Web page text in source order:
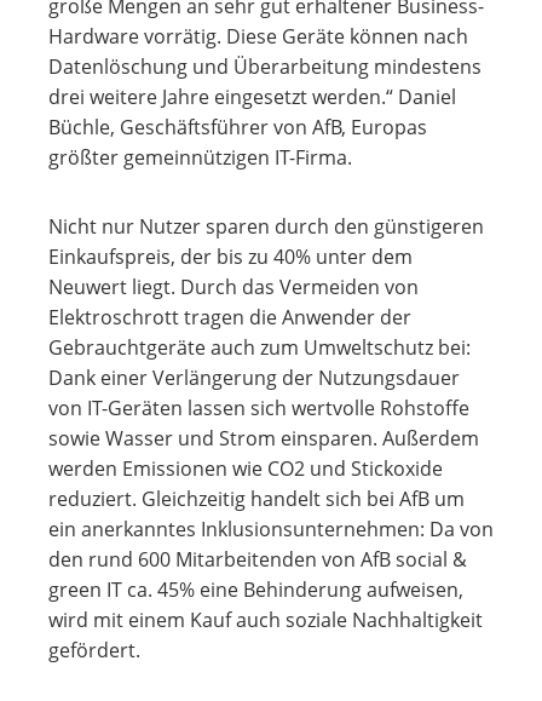
große Mengen an sehr gut erhaltener Business-
Hardware vorrätig. Diese Geräte können nach
Datenlöschung und Überarbeitung mindestens
drei weitere Jahre eingesetzt werden.“ Daniel
Büchle, Geschäftsführer von AfB, Europas
größter gemeinnützigen IT-Firma.
Nicht nur Nutzer sparen durch den günstigeren
Einkaufspreis, der bis zu 40% unter dem
Neuwert liegt. Durch das Vermeiden von
Elektroschrott tragen die Anwender der
Gebrauchtgeräte auch zum Umweltschutz bei:
Dank einer Verlängerung der Nutzungsdauer
von IT-Geräten lassen sich wertvolle Rohstoffe
sowie Wasser und Strom einsparen. Außerdem
werden Emissionen wie CO2 und Stickoxide
reduziert. Gleichzeitig handelt sich bei AfB um
ein anerkanntes Inklusionsunternehmen: Da von
den rund 600 Mitarbeitenden von AfB social &
green IT ca. 45% eine Behinderung aufweisen,
wird mit einem Kauf auch soziale Nachhaltigkeit
gefördert.